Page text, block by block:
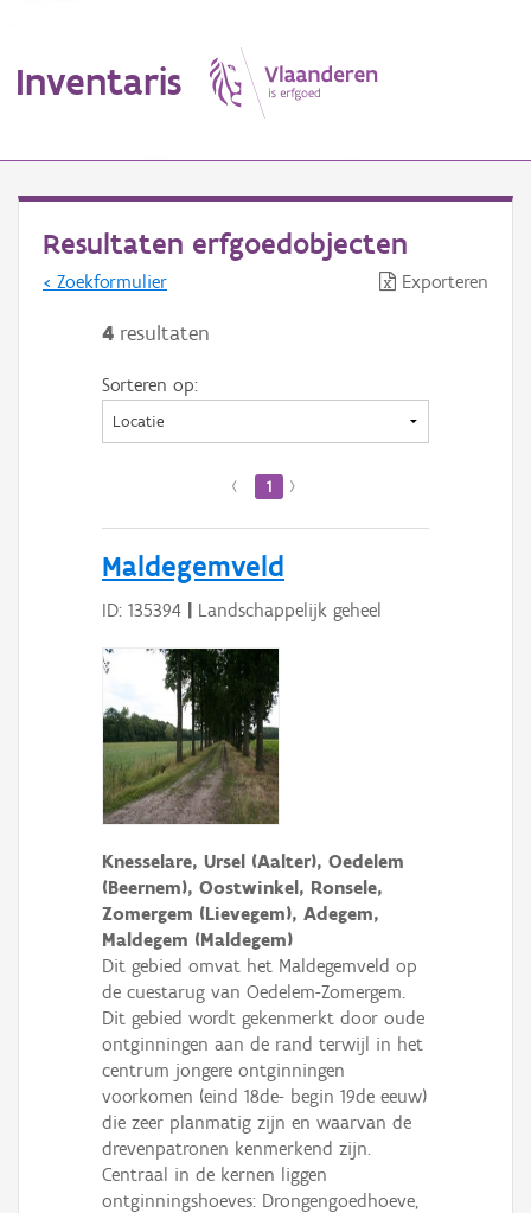
Inventaris
Erfgoedobject
Aanduidingsobject
Waarneming
Resultaten erfgoedobjecten
< Zoekformulier Exporteren
4 resultaten
Sorteren op:
‹ 1 ›
Maldegemveld
ID: 135394 | Landschappelijk geheel
Knesselare, Ursel (Aalter), Oedelem
(Beernem), Oostwinkel, Ronsele,
Zomergem (Lievegem), Adegem,
Maldegem (Maldegem)
Dit gebied omvat het Maldegemveld op
de cuestarug van Oedelem-Zomergem.
Dit gebied wordt gekenmerkt door oude
ontginningen aan de rand terwijl in het
centrum jongere ontginningen
voorkomen (eind 18de- begin 19de eeuw)
die zeer planmatig zijn en waarvan de
drevenpatronen kenmerkend zijn.
Centraal in de kernen liggen
ontginningshoeves: Drongengoedhoeve,